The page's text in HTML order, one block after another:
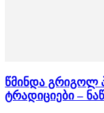
წმინდა გრიგოლ
ტრადიციები –